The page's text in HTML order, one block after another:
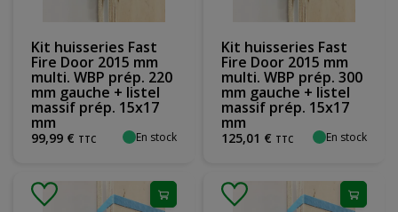
Kit huisseries Fast
Fire Door 2015 mm
multi. WBP prép. 220
mm gauche + listel
massif prép. 15x17
mm
99,99 € TTC En stock
Kit huisseries Fast
Fire Door 2015 mm
multi. WBP prép. 300
mm gauche + listel
massif prép. 15x17
mm
125,01 € TTC En stock